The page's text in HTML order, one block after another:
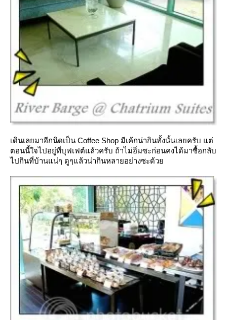
เดินเลยมาอีกนิดเป็น Coffee Shop มีเค้กน่ากินทั้งนั้นเลยครับ แต่
ตอนนี้ใจไปอยู่ที่บุฟเฟต์แล้วครับ ถ้าไม่อิ่มซะก่อนคงได้มาซื้อกลับ
ไปกินที่บ้านแน่ๆ ดูๆแล้วน่ากินหลายอย่างซะด้ว